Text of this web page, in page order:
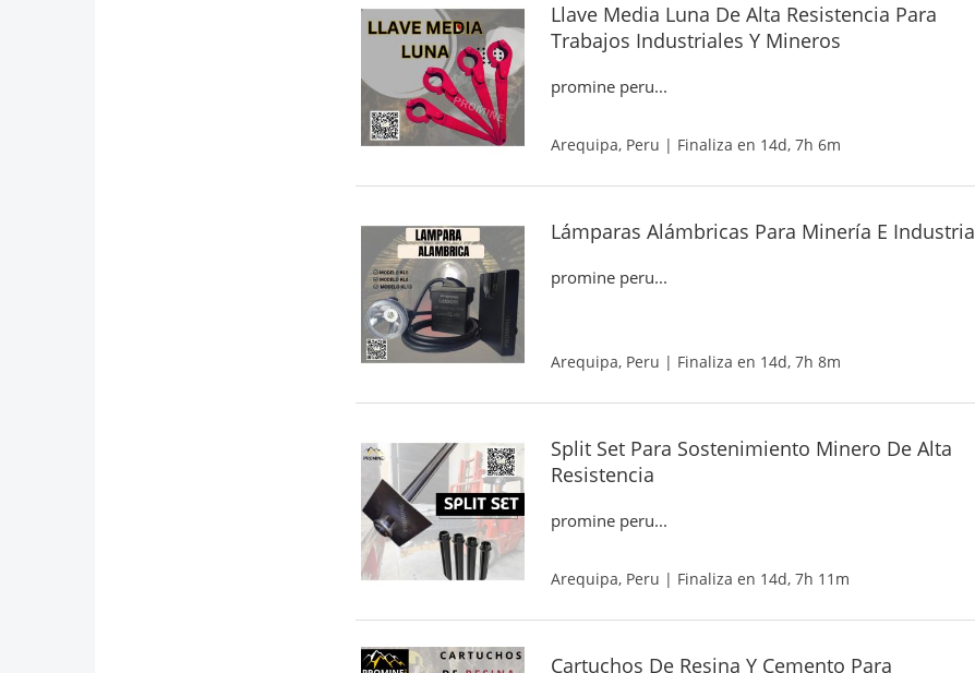
Llave Media Luna De Alta Resistencia Para
Trabajos Industriales Y Mineros
promine peru...
Arequipa, Peru | Finaliza en 14d, 7h 6m
Lámparas Alámbricas Para Minería E Industria
promine peru...
Arequipa, Peru | Finaliza en 14d, 7h 8m
Split Set Para Sostenimiento Minero De Alta
Resistencia
promine peru...
Arequipa, Peru | Finaliza en 14d, 7h 11m
Cartuchos De Resina Y Cemento Para